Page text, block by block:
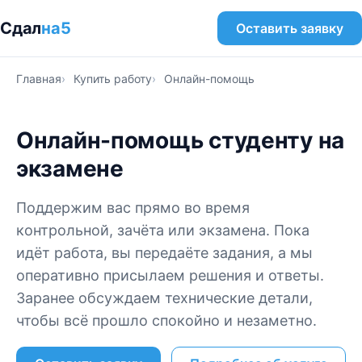
Сдална5 Оставить заявку
Главная Купить работу Онлайн-помощь
Онлайн-помощь студенту на
экзамене
Поддержим вас прямо во время
контрольной, зачёта или экзамена. Пока
идёт работа, вы передаёте задания, а мы
оперативно присылаем решения и ответы.
Заранее обсуждаем технические детали,
чтобы всё прошло спокойно и незаметно.